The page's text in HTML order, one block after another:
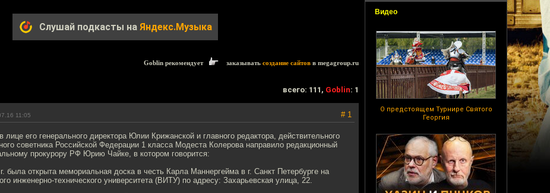
Видео
О предстоящем Турнире Святого
Георгия
Слушай подкасты на Яндекс.Музыка
Goblin рекомендует заказывать создание сайтов в megagroup.ru
всего: 111, Goblin: 1
11:05 # 1
лице его генерального директора Юлии Крижанской и главного редактора, действительного
советника Российской Федерации 1 класса Модеста Колерова направило редакционный
прокурору РФ Юрию Чайке, в котором говорится:
была открыта мемориальная доска в честь Карла Маннергейма в г. Санкт Петербурге на
инженерно-технического университета (ВИТУ) по адресу: Захарьевская улица, 22.